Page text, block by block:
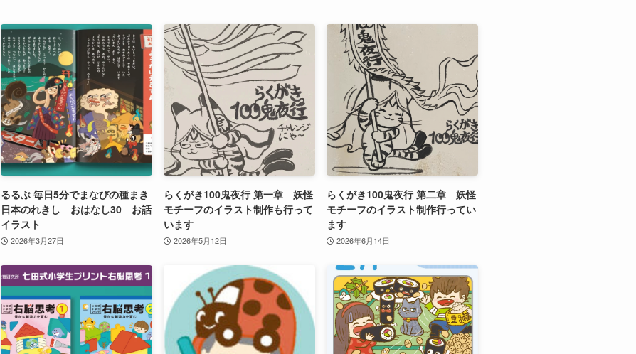
るるぶ 毎日5分でまなびの種まき
日本のれきし おはなし30 お話
イラスト
2026年3月27日
らくがき100鬼夜行 第一章 妖怪
モチーフのイラスト制作も行って
います
2026年5月12日
らくがき100鬼夜行 第二章 妖怪
モチーフのイラスト制作行ってい
ます
2026年6月14日